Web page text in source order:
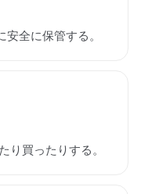
全に保管する。
り買ったりする。